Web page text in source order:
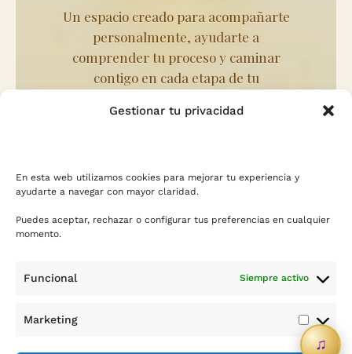
Gestionar tu privacidad
En esta web utilizamos cookies para mejorar tu experiencia y
ayudarte a navegar con mayor claridad.
Puedes aceptar, rechazar o configurar tus preferencias en cualquier
momento.
Funcional Siempre activo
Marketing
Un espacio creado para acompañarte
personalmente, ayudarte a
comprender tu proceso y caminar
contigo en cada etapa de tu
♫